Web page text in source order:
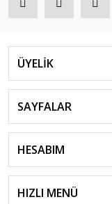
ÜYELİK
SAYFALAR
HESABIM
HIZLI MENÜ